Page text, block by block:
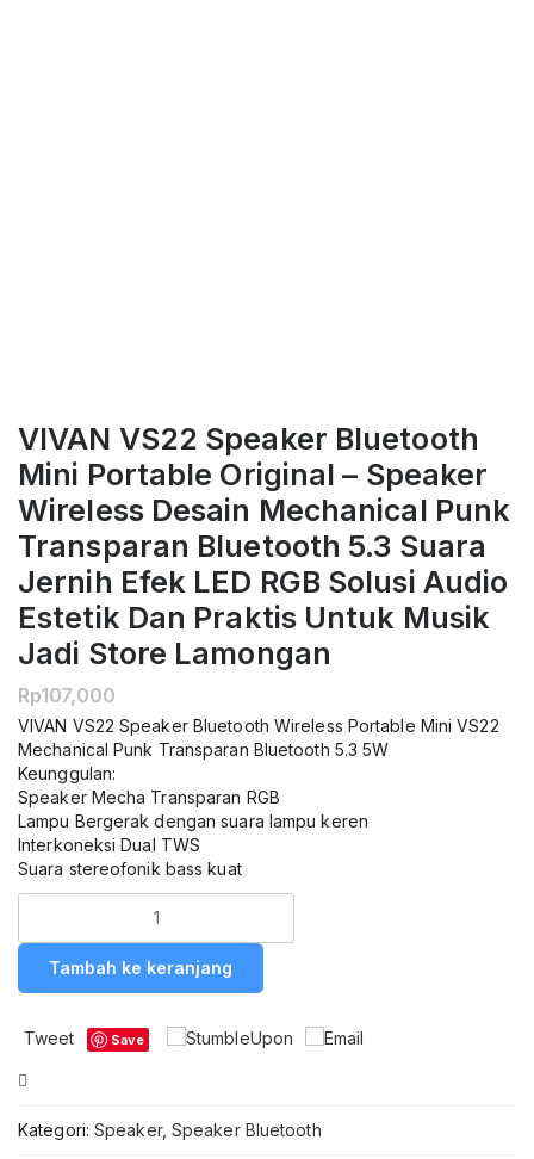
VIVAN VS22 Speaker Bluetooth
Mini Portable Original – Speaker
Wireless Desain Mechanical Punk
Transparan Bluetooth 5.3 Suara
Jernih Efek LED RGB Solusi Audio
Estetik Dan Praktis Untuk Musik
Jadi Store Lamongan
Rp107,000
VIVAN VS22 Speaker Bluetooth Wireless Portable Mini VS22
Mechanical Punk Transparan Bluetooth 5.3 5W
Keunggulan:
Speaker Mecha Transparan RGB
Lampu Bergerak dengan suara lampu keren
Interkoneksi Dual TWS
Suara stereofonik bass kuat
VS22
Speaker
Bluetooth
Portable
Original
Wireless
Tambah ke keranjang
Tweet Save
Kategori: Speaker, Speaker Bluetooth